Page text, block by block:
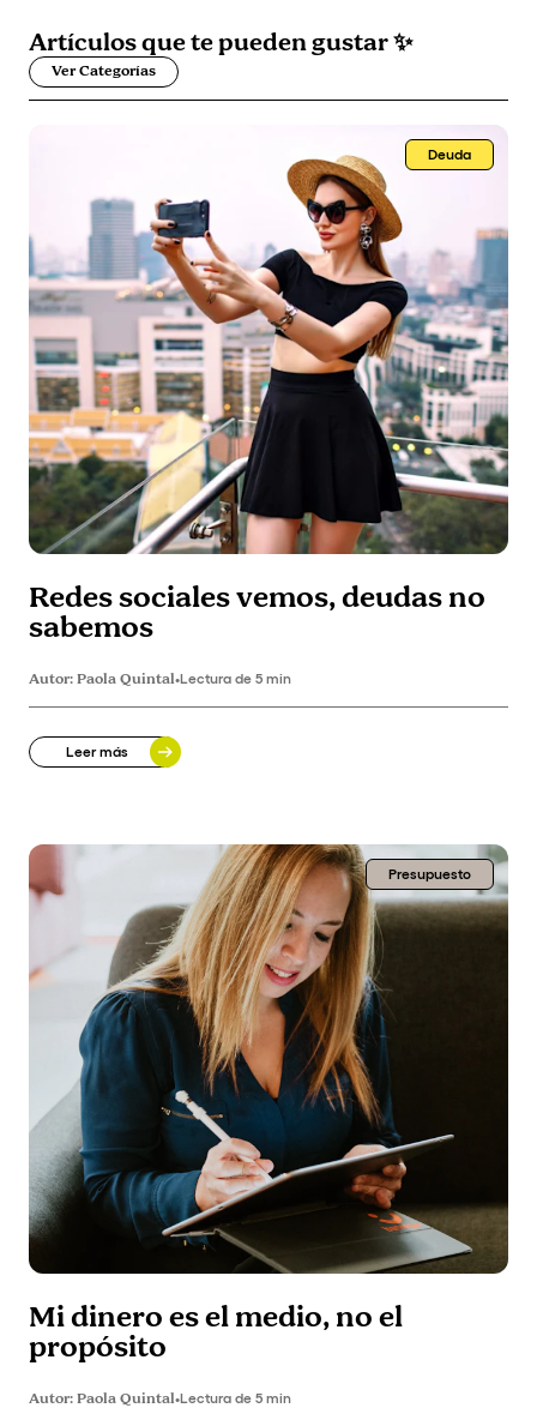
Artículos quete pueden gustar✨
Ver Categorías
Deuda
Redes sociales vemos, deudas no
sabemos
Autor:Paola Quintal•Lectura de 5 min
Leer más
Presupuesto
Mi dinero es el medio, no el
propósito
Autor:Paola Quintal•Lectura de 5 min